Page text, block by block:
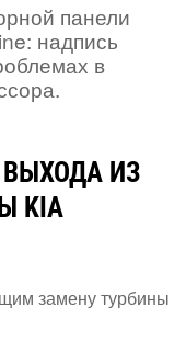
панели
надпись
в
ИЗ
KIA
замену турбины